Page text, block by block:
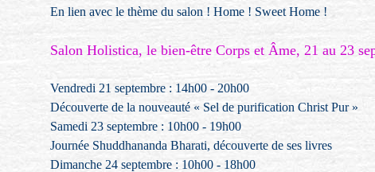
En lien avec le thème du salon ! Home ! Sweet Home !
Salon Holistica, le bien-être Corps et Âme, 21 au 23
Vendredi 21 septembre : 14h00 - 20h00
Découverte de la nouveauté « Sel de purification Christ Pur »
Samedi 23 septembre : 10h00 - 19h00
Journée Shuddhananda Bharati, découverte de ses livres
Dimanche 24 septembre : 10h00 - 18h00